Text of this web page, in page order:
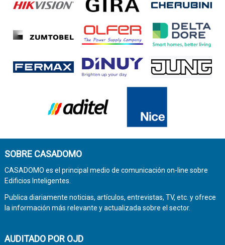
SOBRE CASADOMO
CASADOMO es el principal medio de comunicación on-line sobre
Edificios Inteligentes.
Publica diariamente noticias, artículos, entrevistas, TV, etc. y ofrece
la información más relevante y actualizada sobre el sector.
AUDITADO POR OJD